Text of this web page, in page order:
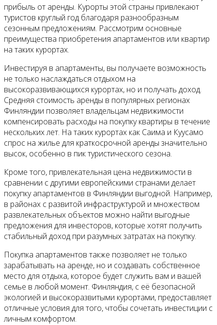
прибыль от аренды. Курорты этой страны привлекают
туристов круглый год благодаря разнообразным
сезонным предложениям. Рассмотрим основные
преимущества приобретения апартаментов или квартир
на таких курортах.
Инвестируя в апартаменты, вы получаете возможность
не только наслаждаться отдыхом на
высокоразвивающихся курортах, но и получать доход.
Средняя стоимость аренды в популярных регионах
Финляндии позволяет владельцам недвижимости
компенсировать расходы на покупку квартиры в течение
нескольких лет. На таких курортах как Саима и Куусамо
спрос на жилье для краткосрочной аренды значительно
высок, особенно в пик туристического сезона.
Кроме того, привлекательная цена недвижимости в
сравнении с другими европейскими странами делает
покупку апартаментов в Финляндии выгодной. Например,
в районах с развитой инфраструктурой и множеством
развлекательных объектов можно найти выгодные
предложения для инвесторов, которые хотят получить
стабильный доход при разумных затратах на покупку.
Покупка апартаментов также позволяет не только
зарабатывать на аренде, но и создавать собственное
место для отдыха, которое будет служить вам и вашей
семье в любой момент. Финляндия, с её безопасной
экологией и высокоразвитыми курортами, предоставляет
отличные условия для того, чтобы сочетать инвестиции с
личным комфортом.